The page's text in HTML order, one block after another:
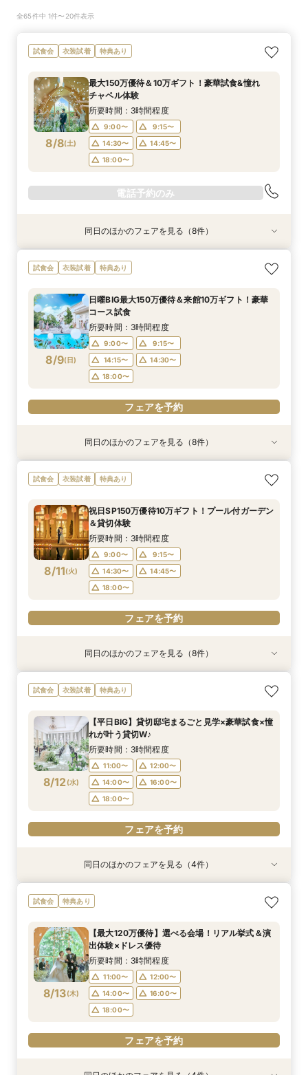
全65件中 1件〜20件表示
試食会 衣装試着 特典あり
8/8(土)
最大150万優待＆10万ギフト！豪華試食&憧れ
チャペル体験
所要時間：3時間程度
9:00〜
9:15〜
14:30〜
14:45〜
18:00〜
電話予約のみ
特典あり 動画あり
8/8(土)
＜初めての式場見学＞心躍る花嫁の第一歩♪ゆっ
たり相談＆見学会
9:00〜
14:30〜
14:45〜
18:00〜
電話予約のみ
特典あり
8/8(土)
【特別婚】マタニティ婚＆パパママキッズ婚に◎
準備安心相談会*
9:00〜
14:30〜
14:45〜
18:00〜
電話予約のみ
特典あり
8/8(土)
【料理重視の方◎】シェフ渾身コース試食＆おも
てなし料理特典
9:00〜
14:30〜
14:45〜
18:00〜
電話予約のみ
8/8(土)
【60分クイックフェア】会場見学＆相談会*初見
学にも◎
9:00〜
14:30〜
14:45〜
18:00〜
電話予約のみ
特典あり
8/8(土)
【全館OK】大切な”ペット”と過ごす挙式＆披露
宴フェア
9:00〜
14:30〜
14:45〜
18:00〜
電話予約のみ
8/8(土)
【遠方の方◎オンライン相談会】スマホで簡単！
豪華5大特典付き
9:00〜
14:30〜
14:45〜
18:00〜
電話予約のみ
特典あり
8/8(土)
【10名～会食プラン】貸切邸宅で叶える少人数ウ
エディング相談会
9:00〜
14:15〜
14:30〜
18:00〜
電話予約のみ
特典あり
8/8(土)
【カメラマン指名可】テーマ設定で叶える充実の
フォト婚フェア
9:00〜
14:30〜
14:45〜
18:00〜
電話予約のみ
同日のほかのフェアを見る（8件）
試食会 衣装試着 特典あり
8/9(日)
日曜BIG最大150万優待＆来館10万ギフト！豪華
コース試食
所要時間：3時間程度
9:00〜
9:15〜
14:15〜
14:30〜
18:00〜
フェアを予約
特典あり 動画あり
8/9(日)
＜初めての式場見学＞心躍る花嫁の第一歩♪ゆっ
たり相談＆見学会
9:00〜
14:30〜
14:45〜
18:00〜
フェアを予約
特典あり
8/9(日)
【特別婚】マタニティ婚＆パパママキッズ婚に◎
準備安心相談会*
9:00〜
14:30〜
14:45〜
18:00〜
フェアを予約
特典あり
8/9(日)
【料理重視の方◎】シェフ渾身コース試食＆おも
てなし料理特典
9:00〜
14:30〜
14:45〜
18:00〜
フェアを予約
8/9(日)
【60分クイックフェア】会場見学＆相談会*初見
学にも◎
9:00〜
14:30〜
14:45〜
18:00〜
フェアを予約
特典あり
8/9(日)
【全館OK】大切な”ペット”と過ごす挙式＆披露
宴フェア
9:00〜
14:30〜
14:45〜
18:00〜
フェアを予約
8/9(日)
【遠方の方◎オンライン相談会】スマホで簡単！
豪華5大特典付き
9:00〜
14:30〜
14:45〜
18:00〜
フェアを予約
特典あり
8/9(日)
【10名～会食プラン】貸切邸宅で叶える少人数ウ
エディング相談会
9:00〜
14:15〜
14:30〜
18:00〜
フェアを予約
特典あり
8/9(日)
【カメラマン指名可】テーマ設定で叶える充実の
フォト婚フェア
9:00〜
14:30〜
14:45〜
18:00〜
フェアを予約
同日のほかのフェアを見る（8件）
試食会 衣装試着 特典あり
8/11(火)
祝日SP150万優待10万ギフト！プール付ガーデン
＆貸切体験
所要時間：3時間程度
9:00〜
9:15〜
14:30〜
14:45〜
18:00〜
フェアを予約
特典あり 動画あり
8/11(火)
＜初めての式場見学＞心躍る花嫁の第一歩♪ゆっ
たり相談＆見学会
9:00〜
14:30〜
14:45〜
18:00〜
フェアを予約
特典あり
8/11(火)
【特別婚】マタニティ婚＆パパママキッズ婚に◎
準備安心相談会*
9:00〜
14:30〜
14:45〜
18:00〜
フェアを予約
特典あり
8/11(火)
【料理重視の方◎】シェフ渾身コース試食＆おも
てなし料理特典
9:00〜
14:30〜
14:45〜
18:00〜
フェアを予約
8/11(火)
【60分クイックフェア】会場見学＆相談会*初見
学にも◎
9:00〜
14:30〜
14:45〜
18:00〜
フェアを予約
特典あり
8/11(火)
【全館OK】大切な”ペット”と過ごす挙式＆披露
宴フェア
9:00〜
14:30〜
14:45〜
18:00〜
フェアを予約
8/11(火)
【遠方の方◎オンライン相談会】スマホで簡単！
豪華5大特典付き
9:00〜
14:30〜
14:45〜
18:00〜
フェアを予約
特典あり
8/11(火)
【10名～会食プラン】貸切邸宅で叶える少人数ウ
エディング相談会
9:00〜
14:15〜
14:30〜
18:00〜
フェアを予約
特典あり
8/11(火)
【カメラマン指名可】テーマ設定で叶える充実の
フォト婚フェア
9:00〜
14:30〜
14:45〜
18:00〜
フェアを予約
同日のほかのフェアを見る（8件）
試食会 衣装試着 特典あり
8/12(水)
【平日BIG】貸切邸宅まるごと見学×豪華試食×憧
れが叶う貸切W♪
所要時間：3時間程度
11:00〜
12:00〜
14:00〜
16:00〜
18:00〜
フェアを予約
特典あり
8/12(水)
【初めての見学にオススメ】見積りまでしっかり
相談★全館見学
11:00〜
12:00〜
14:00〜
16:00〜
18:00〜
フェアを予約
8/12(水)
【遠方の方◎オンライン相談会】スマホで簡単！
豪華5大特典付き
11:00〜
13:00〜
14:00〜
16:00〜
18:00〜
フェアを予約
特典あり
8/12(水)
【10名～会食プラン】貸切邸宅で叶える少人数ウ
エディング相談会
11:00〜
12:00〜
14:00〜
16:00〜
18:00〜
フェアを予約
特典あり
8/12(水)
【フォト・ベビー服選べる特典有】安心マタニ
ティ相談会
11:00〜
12:00〜
14:00〜
16:00〜
18:00〜
フェアを予約
同日のほかのフェアを見る（4件）
試食会 特典あり
8/13(木)
【最大120万優待】選べる会場！リアル挙式＆演
出体験×ドレス優待
所要時間：3時間程度
11:00〜
12:00〜
14:00〜
16:00〜
18:00〜
フェアを予約